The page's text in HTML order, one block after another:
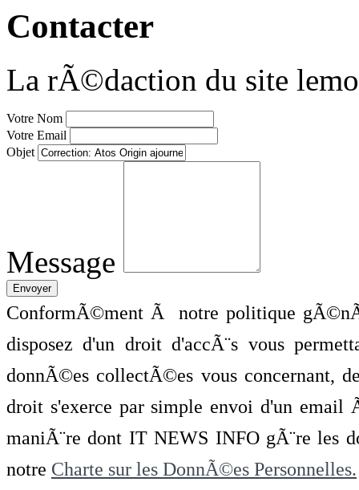
Contacter
La rÃ©daction du site
Votre Nom
Votre Email
Objet
Message
ConformÃ©ment Ã notre politique
disposez d'un droit d'accÃ¨s vous
donnÃ©es collectÃ©es vous concernant,
droit s'exerce par simple envoi d'un
maniÃ¨re dont IT NEWS INFO gÃ¨re les
notre Charte sur les DonnÃ©es Personnelles.